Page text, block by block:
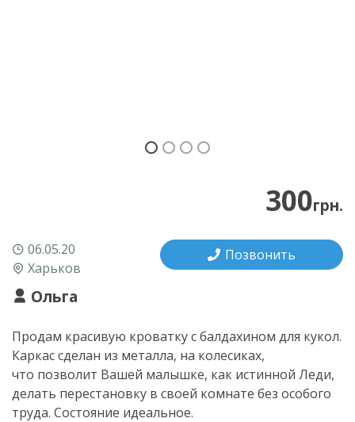
300грн.
06.05.20
Харьков
Ольга
Позвонить
Продам красивую кроватку с балдахином для кукол.
Каркас сделан из металла, на колесиках,
что позволит Вашей малышке, как истинной Леди,
делать перестановку в своей комнате без особого
труда. Состояние идеальное.